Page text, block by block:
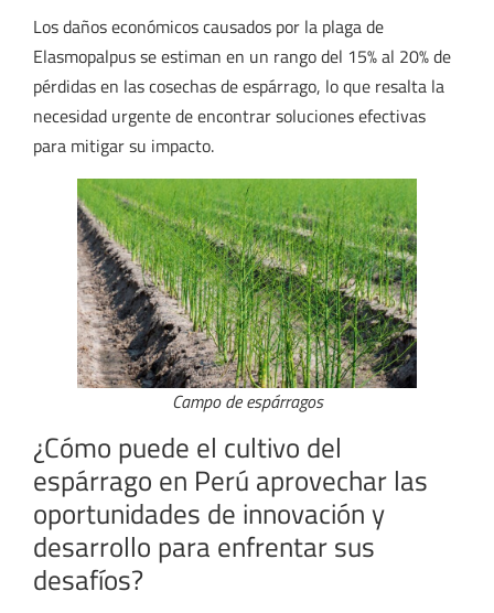
Los daños económicos causados por la plaga de
Elasmopalpus se estiman en un rango del 15% al 20% de
pérdidas en las cosechas de espárrago, lo que resalta la
necesidad urgente de encontrar soluciones efectivas
para mitigar su impacto.
Campo de espárragos
¿Cómo puede el cultivo del
espárrago en Perú aprovechar las
oportunidades de innovación y
desarrollo para enfrentar sus
desafíos?